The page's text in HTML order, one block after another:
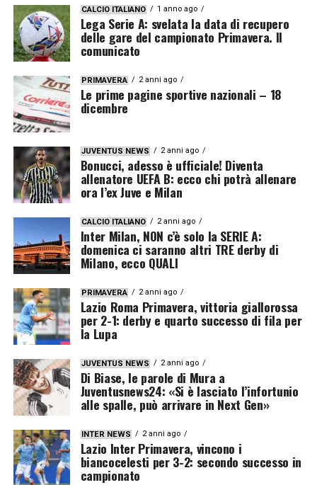
CALCIO ITALIANO 1 anno ago
Lega Serie A: svelata la data di recupero
delle gare del campionato Primavera. Il
comunicato
PRIMAVERA 2 anni ago
Le prime pagine sportive nazionali – 18
dicembre
JUVENTUS NEWS 2 anni ago
Bonucci, adesso è ufficiale! Diventa
allenatore UEFA B: ecco chi potrà allenare
ora l’ex Juve e Milan
CALCIO ITALIANO 2 anni ago
Inter Milan, NON c’è solo la SERIE A:
domenica ci saranno altri TRE derby di
Milano, ecco QUALI
PRIMAVERA 2 anni ago
Lazio Roma Primavera, vittoria giallorossa
per 2-1: derby e quarto successo di fila per
la Lupa
JUVENTUS NEWS 2 anni ago
Di Biase, le parole di Mura a
Juventusnews24: «Si è lasciato l’infortunio
alle spalle, può arrivare in Next Gen»
INTER NEWS 2 anni ago
Lazio Inter Primavera, vincono i
biancocelesti per 3-2: secondo successo in
campionato